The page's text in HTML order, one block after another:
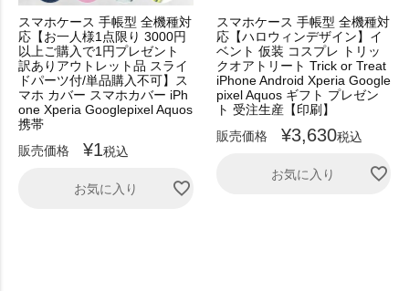
スマホケース 手帳型 全機種対
応【お一人様1点限り 3000円
以上ご購入で1円プレゼント
訳ありアウトレット品 スライ
ドパーツ付/単品購入不可】ス
マホ カバー スマホカバー iPh
one Xperia Googlepixel Aquos
携帯
販売価格
¥1税込
お気に入り
スマホケース 手帳型 全機種対
応【ハロウィンデザイン】イ
ベント 仮装 コスプレ トリッ
クオアトリート Trick or Treat
iPhone Android Xperia Google
pixel Aquos ギフト プレゼン
ト 受注生産【印刷】
販売価格
¥3,630税込
お気に入り